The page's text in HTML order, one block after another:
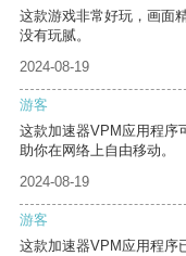
这款游戏非常好玩，画面
没有玩腻。
2024-08-19
游客
这款加速器VPM应用程序
助你在网络上自由移动。
2024-08-19
游客
这款加速器VPM应用程序